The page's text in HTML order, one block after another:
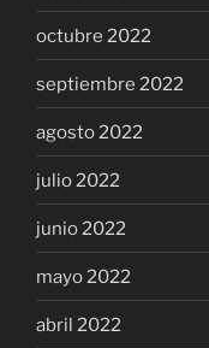
octubre 2022
septiembre 2022
agosto 2022
julio 2022
junio 2022
mayo 2022
abril 2022